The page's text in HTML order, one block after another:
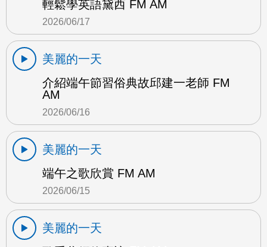
輕鬆學英語黛西 FM AM
2026/06/17
美麗的一天
介紹端午節習俗典故邱建一老師 FM
AM
2026/06/16
美麗的一天
端午之歌欣賞 FM AM
2026/06/15
美麗的一天